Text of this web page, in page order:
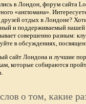
в Лондон, форум сайта
«англомана».
друзей отдых в Лондоне?
и поддерживаемый нашей
совершенно разным:
в обсуждениях,
сайт Лондона и лучшие
которые собираются
о том, какие